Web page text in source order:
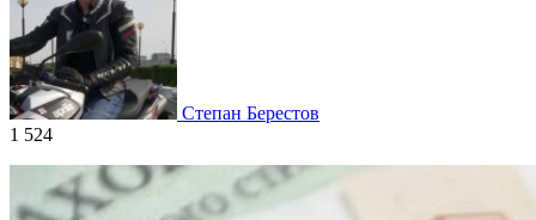
Степан Берестов
1 524